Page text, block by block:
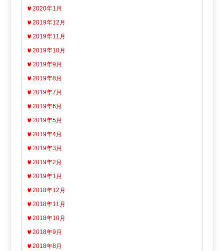
2020年1月
2019年12月
2019年11月
2019年10月
2019年9月
2019年8月
2019年7月
2019年6月
2019年5月
2019年4月
2019年3月
2019年2月
2019年1月
2018年12月
2018年11月
2018年10月
2018年9月
2018年8月